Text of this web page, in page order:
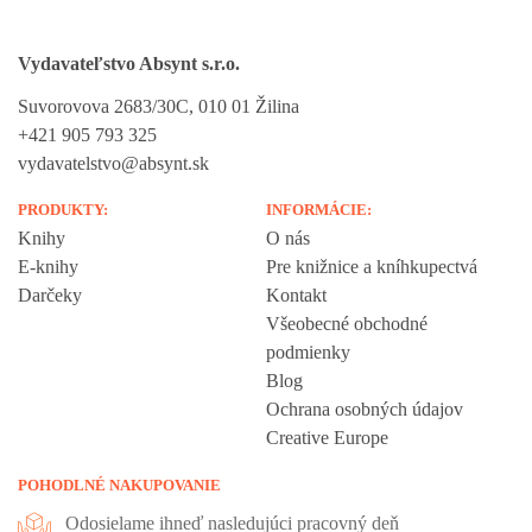
Vydavateľstvo Absynt s.r.o.
Suvorovova 2683/30C, 010 01 Žilina
+421 905 793 325
vydavatelstvo@absynt.sk
PRODUKTY:
Knihy
E-knihy
Darčeky
INFORMÁCIE:
O nás
Pre knižnice a kníhkupectvá
Kontakt
Všeobecné obchodné
podmienky
Blog
Ochrana osobných údajov
Creative Europe
POHODLNÉ NAKUPOVANIE
Odosielame ihneď nasledujúci pracovný deň